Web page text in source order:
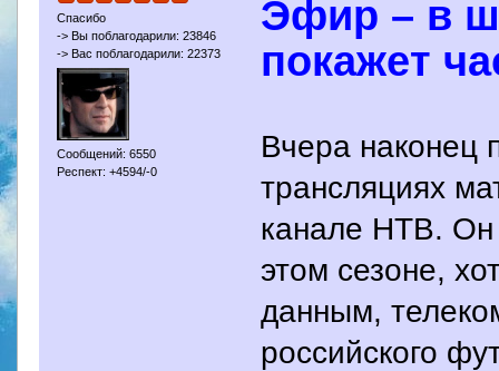
Спасибо
-> Вы поблагодарили: 23846
-> Вас поблагодарили: 22373
Сообщений: 6550
Респект: +4594/-0
Эфир – в
покажет
Вчера наконец
трансляциях
канале НТВ. Он
этом сезоне,
данным,
российского